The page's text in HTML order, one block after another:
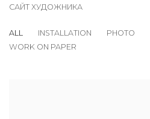
САЙТ ХУДОЖНИКА
ALL INSTALLATION PHOTO
WORK ON PAPER